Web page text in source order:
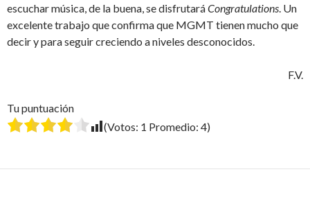
escuchar música, de la buena, se disfrutaráCongratulations . Un
excelente trabajo que confirma que MGMT tienen mucho que
decir y para seguir creciendo a niveles desconocidos.
F.V.
Tu puntuación
(Votos: 1 Promedio: 4)